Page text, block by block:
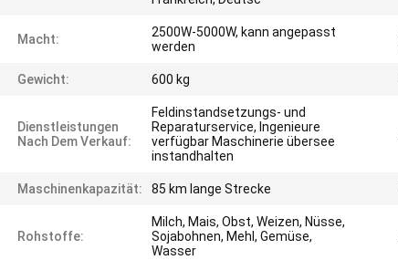
Macht:
2500W-5000W, kann angepasst
werden
Gewicht: 600 kg
Dienstleistungen
Nach Dem Verkauf:
Feldinstandsetzungs- und
Reparaturservice, Ingenieure
verfügbar Maschinerie übersee
instandhalten
Maschinenkapazität: 85 km lange Strecke
Rohstoffe:
Milch, Mais, Obst, Weizen, Nüsse,
Sojabohnen, Mehl, Gemüse,
Wasser